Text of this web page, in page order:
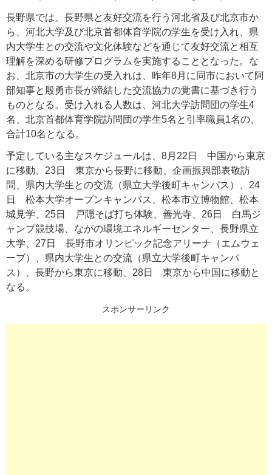
長野県では、長野県と友好交流を行う河北省及び北京市か
ら、河北大学及び北京首都体育学院の学生を受け入れ、県
内大学生との交流や文化体験などを通じて友好交流と相互
理解を深める研修プログラムを実施することとなった。な
お、北京市の大学生の受入れは、昨年8月に同市において阿
部知事と殷勇市長が締結した交流協力の覚書に基づき行う
ものとなる。受け入れる人数は、河北大学訪問団の学生4
名、北京首都体育学院訪問団の学生5名と引率職員1名の、
合計10名となる。
予定している主なスケジュールは、8月22日 中国から東京
に移動、23日 東京から長野に移動、企画振興部表敬訪
問、県内大学生との交流（県立大学後町キャンパス）、24
日 松本大学オープンキャンパス、松本市立博物館、松本
城見学、25日 戸隠そば打ち体験、善光寺、26日 白馬ジ
ャンプ競技場、ながの環境エネルギーセンター、長野県立
大学、27日 長野市オリンピック記念アリーナ（エムウェ
ーブ）、県内大学生との交流（県立大学後町キャンパ
ス）、長野から東京に移動、28日 東京から中国に移動と
なる。
スポンサーリンク